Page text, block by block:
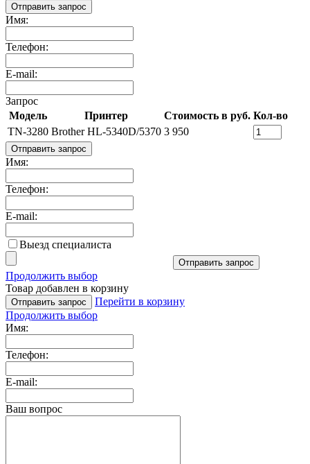
Отправить запрос
Имя:
Телефон:
E-mail:
Запрос
Модель
Принтер Стоимость в руб. Кол-во
TN-3280 Brother HL-5340D/5370 3 950
Отправить запрос
Имя:
Телефон:
E-mail:
Выезд специалиста
Отправить запрос
Продолжить выбор
Товар добавлен в корзину
Отправить запрос
Перейти в корзину
Продолжить выбор
Имя:
Телефон:
E-mail:
Ваш вопрос